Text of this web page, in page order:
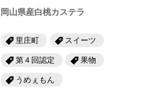
岡山県産白桃カステラ
里庄町 スイーツ
第４回認定 果物
うめぇもん